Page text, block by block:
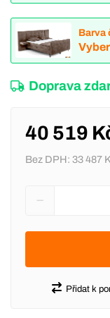
Barva
Doprava
40 519
Bez DPH: 33 487
Přidat k